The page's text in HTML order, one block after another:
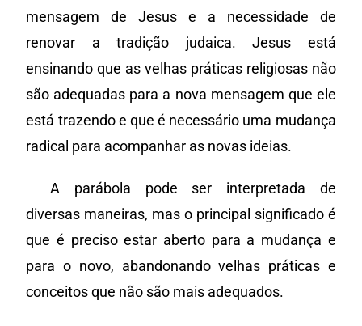
mensagem de Jesus e a necessidade de
renovar a tradição judaica. Jesus está
ensinando que as velhas práticas religiosas não
são adequadas para a nova mensagem que ele
está trazendo e que é necessário uma mudança
radical para acompanhar as novas ideias.
A parábola pode ser interpretada de
diversas maneiras, mas o principal significado é
que é preciso estar aberto para a mudança e
para o novo, abandonando velhas práticas e
conceitos que não são mais adequados.